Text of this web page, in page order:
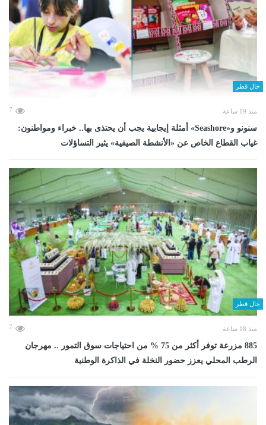
حال قطر
منذ 19 ساعة 7
سنونو و«Seashore» أمثلة إيجابية يجب أن يحتذى بها.. خبراء ومواطنون:
غياب القطاع الخاص عن «الأنشطة الصيفية» يثير التساؤلات
حال قطر
منذ 18 ساعة 7
885 مزرعة توفر أكثر من 75 % من احتياجات سوق التمور .. مهرجان
الرطب المحلي يعزز حضور النخلة في الذاكرة الوطنية